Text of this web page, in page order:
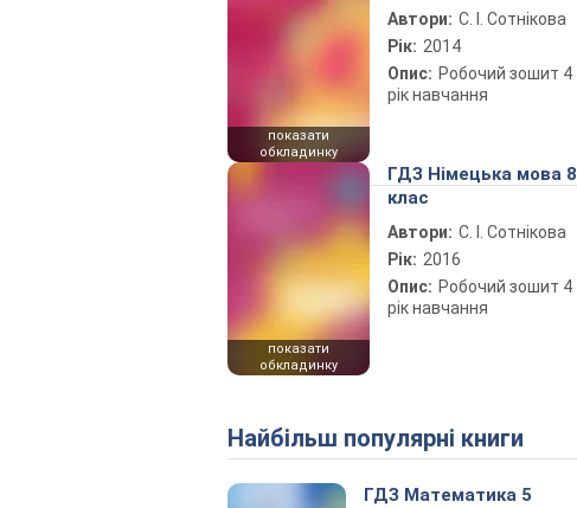
показати
обкладинку
Автори: С. І. Сотнікова
Рік: 2014
Опис: Робочий зошит 4
рік навчання
показати
обкладинку
ГДЗ Німецька мова 8
клас
Автори: С. І. Сотнікова
Рік: 2016
Опис: Робочий зошит 4
рік навчання
Найбільш популярні книги
ГДЗ Математика 5